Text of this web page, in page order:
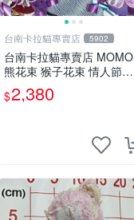
台南卡拉貓專賣店 5902
台南卡拉貓專賣店 MOMO
熊花束 猴子花束 情人節禮
物 二選一 可繡字 可今天寄
明天到
$2,380